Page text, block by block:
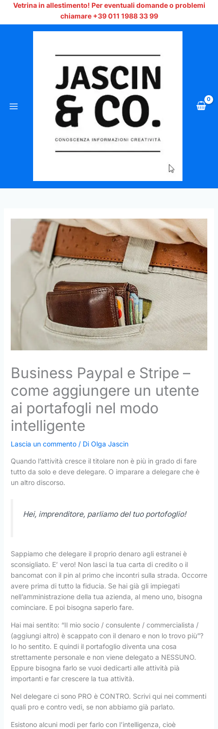
contenuto
Vetrina in allestimento! Per eventuali domande o problemi
chiamare +39 011 1988 33 99
Business Paypal e Stripe –
come aggiungere un utente
ai portafogli nel modo
intelligente
Lascia un commento / Di Olga Jascin
Quando l’attività cresce il titolare non è più in grado di fare
tutto da solo e deve delegare. O imparare a delegare che è
un altro discorso.
Hei, imprenditore, parliamo del tuo portofoglio!
Sappiamo che delegare il proprio denaro agli estranei è
sconsigliato. E’ vero! Non lasci la tua carta di credito o il
bancomat con il pin al primo che incontri sulla strada. Occorre
avere prima di tutto la fiducia. Se hai già gli impiegati
nell’amministrazione della tua azienda, al meno uno, bisogna
cominciare. E poi bisogna saperlo fare.
Hai mai sentito: “Il mio socio / consulente / commercialista /
(aggiungi altro) è scappato con il denaro e non lo trovo più”?
Io ho sentito. E quindi il portafoglio diventa una cosa
strettamente personale e non viene delegato a NESSUNO.
Eppure bisogna farlo se vuoi dedicarti alle attività pià
importanti e far crescere la tua attività.
Nel delegare ci sono PRO è CONTRO. Scrivi qui nei commenti
quali pro e contro vedi, se non abbiamo già parlato.
Esistono alcuni modi per farlo con l’intelligenza, cioè